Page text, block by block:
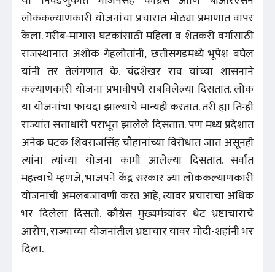
लोककल्याणकारी योजनांचा प्रचारात मोठ्या प्रमाणात वापर
केला. गरीब-मागास घटकांसाठी महिला व शेतकरी वर्गासाठी
राजस्थानात अशोक गेहलोतांनी, छत्तीसगडमध्ये भूपेश बघेल
यांनी तर तेलंगणात के. चंद्रशेखर राव यांच्या शासनाने
कल्याणकारी योजना प्रभावीपणे राबविलेल्या दिसतात. लोक
या योजनांचा फायदा झाल्याचे मान्यही करतात. तरी ह्या तिन्ही
राज्यांत सत्ताधारी पराभूत झालेले दिसतात. पण मध्य प्रदेशात
अनेक घटक शिवराजसिंह चौहानांच्या विरोधात जात असूनही
त्यांना त्यांच्या योजना कामी आलेल्या दिसतात. सर्वांत
महत्त्वाचे म्हणजे, भाजपने केंद्र सरकार ज्या लोककल्याणकारी
योजनांची अंमलबजावणी करत आहे, त्यावर प्रचाराचा अधिक
भर दिलेला दिसतो. काँग्रेस मुख्यमंत्र्यांवर थेट भ्रष्टाचाराचे
आरोप, राज्याच्या योजनांतील भ्रष्टाचार यावर मोदी-शहांनी भर
दिला.